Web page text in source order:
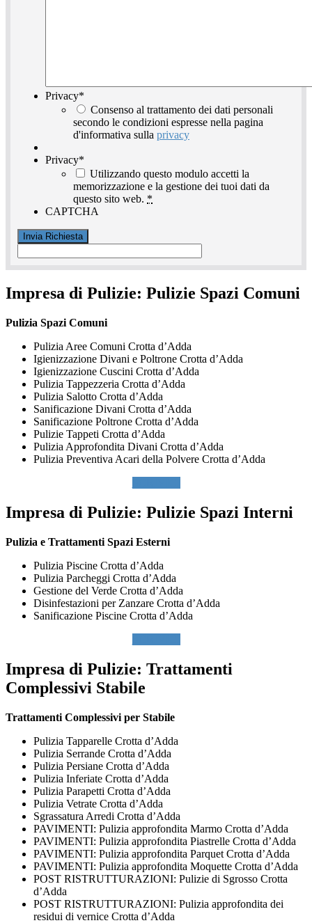
Privacy*
Consenso al trattamento dei dati personali
secondo le condizioni espresse nella pagina
d'informativa sulla privacy
Privacy*
Utilizzando questo modulo accetti la
memorizzazione e la gestione dei tuoi dati da
questo sito web. *
CAPTCHA
Impresa di Pulizie: Pulizie Spazi Comuni
Pulizia Spazi Comuni
Pulizia Aree Comuni Crotta d’Adda
Igienizzazione Divani e Poltrone Crotta d’Adda
Igienizzazione Cuscini Crotta d’Adda
Pulizia Tappezzeria Crotta d’Adda
Pulizia Salotto Crotta d’Adda
Sanificazione Divani Crotta d’Adda
Sanificazione Poltrone Crotta d’Adda
Pulizie Tappeti Crotta d’Adda
Pulizia Approfondita Divani Crotta d’Adda
Pulizia Preventiva Acari della Polvere Crotta d’Adda
Impresa di Pulizie: Pulizie Spazi Interni
Pulizia e Trattamenti Spazi Esterni
Pulizia Piscine Crotta d’Adda
Pulizia Parcheggi Crotta d’Adda
Gestione del Verde Crotta d’Adda
Disinfestazioni per Zanzare Crotta d’Adda
Sanificazione Piscine Crotta d’Adda
Impresa di Pulizie: Trattamenti
Complessivi Stabile
Trattamenti Complessivi per Stabile
Pulizia Tapparelle Crotta d’Adda
Pulizia Serrande Crotta d’Adda
Pulizia Persiane Crotta d’Adda
Pulizia Inferiate Crotta d’Adda
Pulizia Parapetti Crotta d’Adda
Pulizia Vetrate Crotta d’Adda
Sgrassatura Arredi Crotta d’Adda
PAVIMENTI: Pulizia approfondita Marmo Crotta d’Adda
PAVIMENTI: Pulizia approfondita Piastrelle Crotta d’Adda
PAVIMENTI: Pulizia approfondita Parquet Crotta d’Adda
PAVIMENTI: Pulizia approfondita Moquette Crotta d’Adda
POST RISTRUTTURAZIONI: Pulizie di Sgrosso Crotta
d’Adda
POST RISTRUTTURAZIONI: Pulizia approfondita dei
residui di vernice Crotta d’Adda